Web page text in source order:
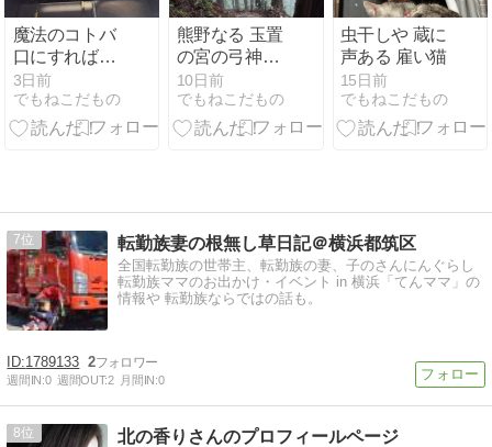
魔法のコトバ
口にすれば短
く
3日前
でもねこだもの
熊野なる 玉置
の宮の弓神楽
弦之音すれば
悪魔退く
10日前
でもねこだもの
虫干しや 蔵に
声ある 雇い猫
15日前
でもねこだもの
7 転勤族妻の根無し草日記＠横浜都筑区
全国転勤族の世帯主、転勤族の妻、子のさんにんぐらし
転勤族ママのお出かけ・イベント in 横浜「てんママ」の
情報や 転勤族ならではの話も。
1789133 2
週間IN:0 週間OUT:2 月間IN:0
8 北の香りさんのプロフィールページ